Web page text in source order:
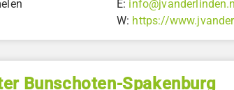
E:
W: https://
Bunschoten-Spakenburg